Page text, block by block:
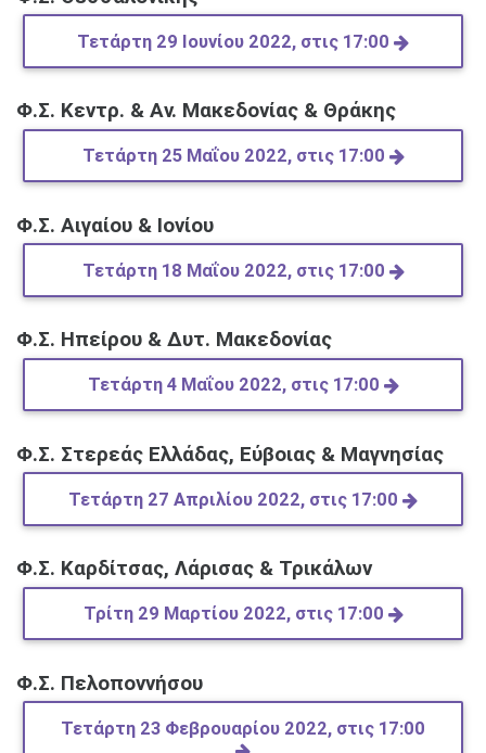
Τετάρτη 29 Ιουνίου 2022, στις 17:00
Φ.Σ. Κεντρ. & Αν. Μακεδονίας & Θράκης
Τετάρτη 25 Μαΐου 2022, στις 17:00
Φ.Σ. Αιγαίου & Ιονίου
Τετάρτη 18 Μαΐου 2022, στις 17:00
Φ.Σ. Ηπείρου & Δυτ. Μακεδονίας
Τετάρτη 4 Μαΐου 2022, στις 17:00
Φ.Σ. Στερεάς Ελλάδας, Εύβοιας & Μαγνησίας
Τετάρτη 27 Απριλίου 2022, στις 17:00
Φ.Σ. Καρδίτσας, Λάρισας & Τρικάλων
Τρίτη 29 Μαρτίου 2022, στις 17:00
Φ.Σ. Πελοποννήσου
Τετάρτη 23 Φεβρουαρίου 2022, στις 17:00